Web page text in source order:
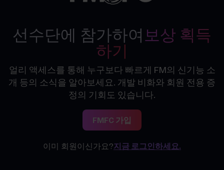
선수단에 참가하여 보상 획득
하기
얼리 액세스를 통해 누구보다 빠르게 FM의 신기능 소
개 등의 소식을 알아보세요. 개발 비화와 회원 전용 증
정의 기회도 있습니다.
FMFC 가입
이미 회원이신가요?지금 로그인하세요.